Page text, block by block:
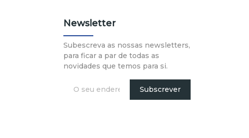
Newsletter
Subescreva as nossas newsletters,
para ficar a par de todas as
novidades que temos para si.
Subscrever